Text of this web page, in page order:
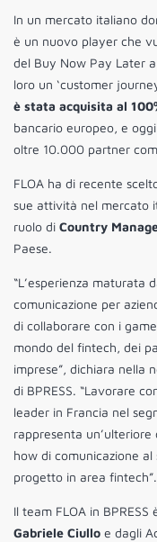
In un mercato italiano
è un nuovo player che
del Buy Now Pay Later
loro un ‘customer
è stata acquisita al
bancario europeo, e
oltre 10.000 partner
FLOA ha di recente
sue attività nel mercato
ruolo di Country
Paese.
“L’esperienza maturata
comunicazione per
di collaborare con i
mondo del fintech, dei
imprese”, dichiara nella
di BPRESS. “Lavorare
leader in Francia nel
rappresenta
how di comunicazione
progetto in area fintech”.
Il team FLOA in
Gabriele Ciullo e dagli